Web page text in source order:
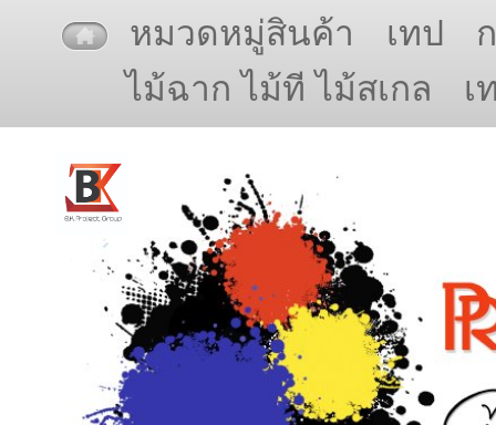
หมวดหมู่สินค้า เทป
ไม้ฉาก ไม้ที ไม้สเกล
เ